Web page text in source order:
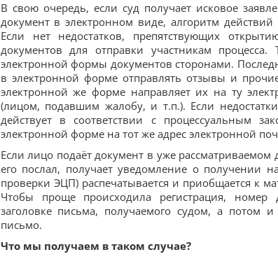
В свою очередь, если суд получает исковое
документ в электронном виде, алгоритм
Если нет недостатков, препятствующих
документов для отправки участникам
электронной формы документов сторонами.
в электронной форме отправлять отзывы и
электронной же форме направляет их на ту
(лицом, подавшим жалобу, и т.п.). Если
действует в соответствии с процессуальным
электронной форме на тот же адрес электронной
Если лицо подаёт документ в уже рассматриваемом
его послал, получает уведомление о получении
проверки ЭЦП) распечатывается и приобщается к
Чтобы проще происходила регистрация, номер
заголовке письма, получаемого судом, а потом
письмо.
Что мы получаем в таком случае?